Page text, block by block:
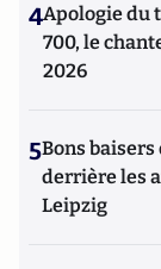
4Apologie du
700, le
2026
5Bons baisers
derrière les
Leipzig